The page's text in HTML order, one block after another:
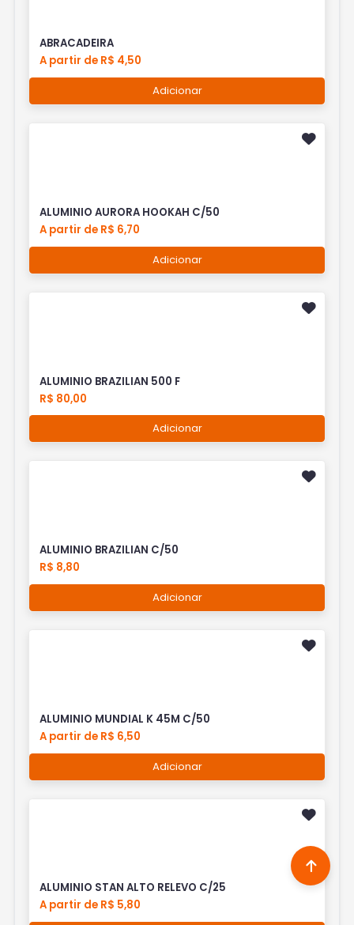
ABRACADEIRA
A partir de R$ 4,50
Adicionar
ALUMINIO AURORA HOOKAH C/50
A partir de R$ 6,70
Adicionar
ALUMINIO BRAZILIAN 500 F
R$ 80,00
Adicionar
ALUMINIO BRAZILIAN C/50
R$ 8,80
Adicionar
ALUMINIO MUNDIAL K 45M C/50
A partir de R$ 6,50
Adicionar
ALUMINIO STAN ALTO RELEVO C/25
A partir de R$ 5,80